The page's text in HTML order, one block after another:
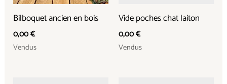
Bilboquet ancien en bois
0,00€
Vendus
Vide poches chat laiton
0,00€
Vendus